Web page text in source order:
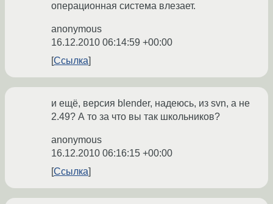
операционная система влезает.
anonymous
16.12.2010 06:14:59 +00:00
Ссылка
и ещё, версия blender, надеюсь, из svn, а не
2.49? А то за что вы так школьников?
anonymous
16.12.2010 06:16:15 +00:00
Ссылка